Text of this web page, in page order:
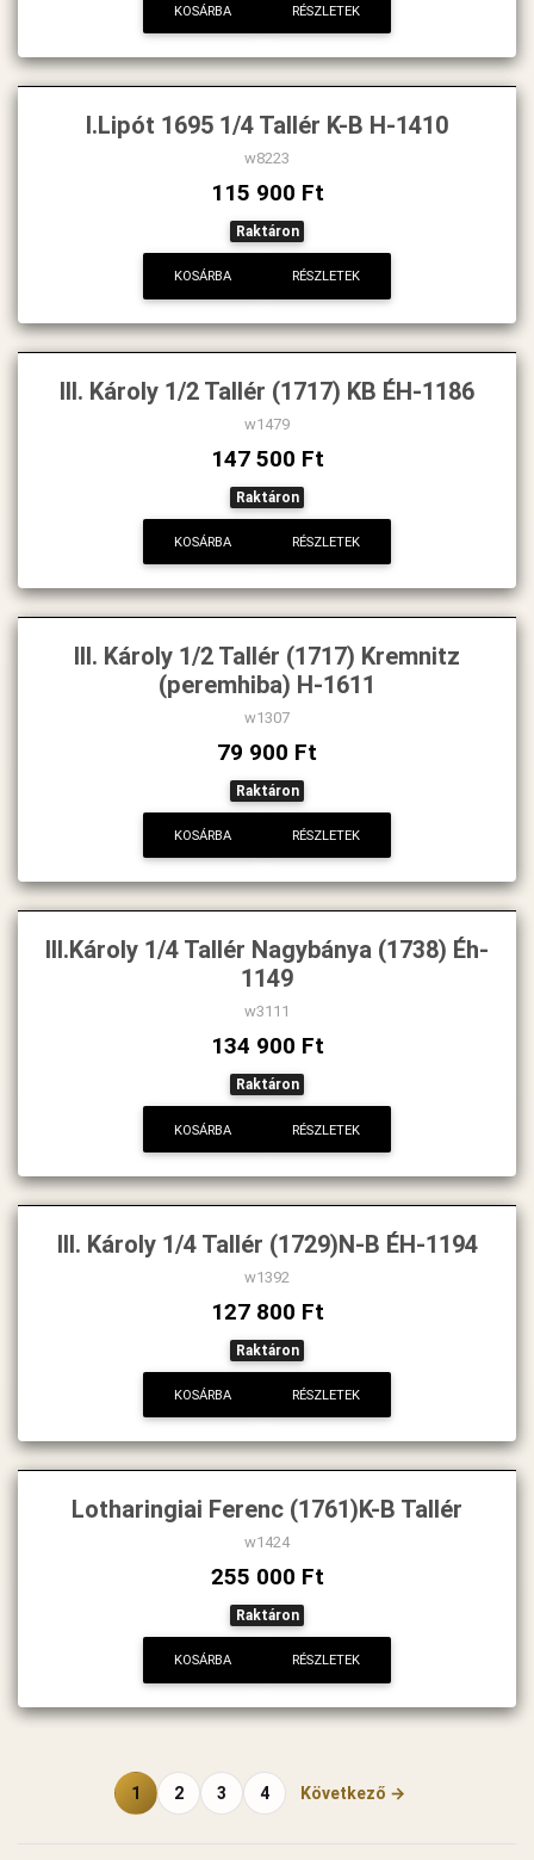
KOSÁRBA RÉSZLETEK
I.Lipót 1695 1/4 Tallér K-B H-1410
w8223
115 900 Ft
Raktáron
KOSÁRBA RÉSZLETEK
III. Károly 1/2 Tallér (1717) KB ÉH-1186
w1479
147 500 Ft
Raktáron
KOSÁRBA RÉSZLETEK
III. Károly 1/2 Tallér (1717) Kremnitz
(peremhiba) H-1611
w1307
79 900 Ft
Raktáron
KOSÁRBA RÉSZLETEK
III.Károly 1/4 Tallér Nagybánya (1738) Éh-
1149
w3111
134 900 Ft
Raktáron
KOSÁRBA RÉSZLETEK
III. Károly 1/4 Tallér (1729)N-B ÉH-1194
w1392
127 800 Ft
Raktáron
KOSÁRBA RÉSZLETEK
Lotharingiai Ferenc (1761)K-B Tallér
w1424
255 000 Ft
Raktáron
KOSÁRBA RÉSZLETEK
1 2 3 4 Következő →